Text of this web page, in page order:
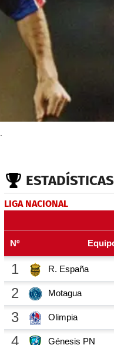
ESTADÍSTICAS
LIGA NACIONAL